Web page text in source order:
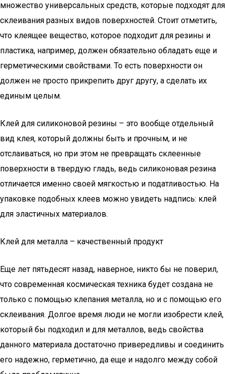
множество универсальных средств, которые подходят для
склеивания разных видов поверхностей. Стоит отметить,
что клеящее вещество, которое подходит для резины и
пластика, например, должен обязательно обладать еще и
герметическими свойствами. То есть поверхности он
должен не просто прикрепить друг другу, а сделать их
единым целым.
Клей для силиконовой резины – это вообще отдельный
вид клея, который должны быть и прочным, и не
отслаиваться, но при этом не превращать склеенные
поверхности в твердую гладь, ведь силиконовая резина
отличается именно своей мягкостью и податливостью. На
упаковке подобных клеев можно увидеть надпись: клей
для эластичных материалов.
Клей для металла – качественный продукт
Еще лет пятьдесят назад, наверное, никто бы не поверил,
что современная космическая техника будет создана не
только с помощью клепания металла, но и с помощью его
склеивания. Долгое время люди не могли изобрести клей,
который бы подходил и для металлов, ведь свойства
данного материала достаточно привередливы и соединить
его надежно, герметично, да еще и надолго между собой